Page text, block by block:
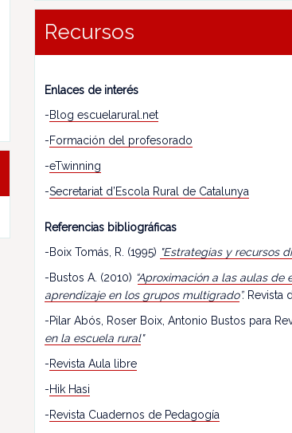
Recursos
Enlaces de interés
-Blog escuelarural.net
-Formación del profesorado
-eTwinning
-Secretariat d’Escola Rural de Catalunya
Referencias bibliográficas
-Boix Tomás, R. (1995) "Estrategias y recursos
-Bustos A. (2010) “Aproximación a las aulas de
aprendizaje en los grupos multigrado”. Revista
-Pilar Abós, Roser Boix, Antonio Bustos para
en la escuela rural"
-Revista Aula libre
-Hik Hasi
-Revista Cuadernos de Pedagogía